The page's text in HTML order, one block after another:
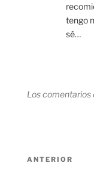
tengo
sé…
Los comentarios
Navegación
Entrada
ANTERIOR